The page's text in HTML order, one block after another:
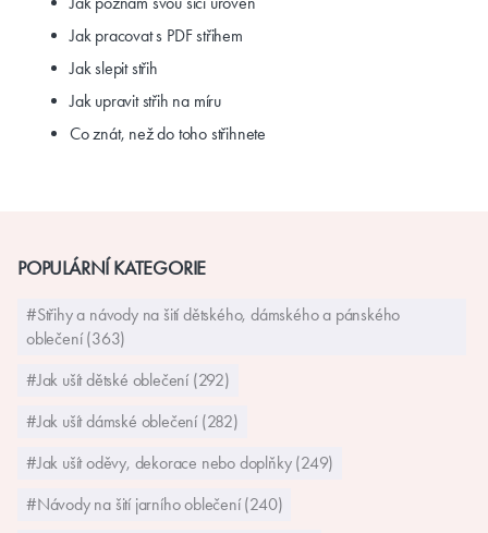
Jak pracovat s PDF střihem
Jak slepit střih
Jak upravit střih na míru
Co znát, než do toho střihnete
POPULÁRNÍ KATEGORIE
#Střihy a návody na šití dětského, dámského a pánského
oblečení (363)
#Jak ušít dětské oblečení (292)
#Jak ušít dámské oblečení (282)
#Jak ušít oděvy, dekorace nebo doplňky (249)
#Návody na šití jarního oblečení (240)